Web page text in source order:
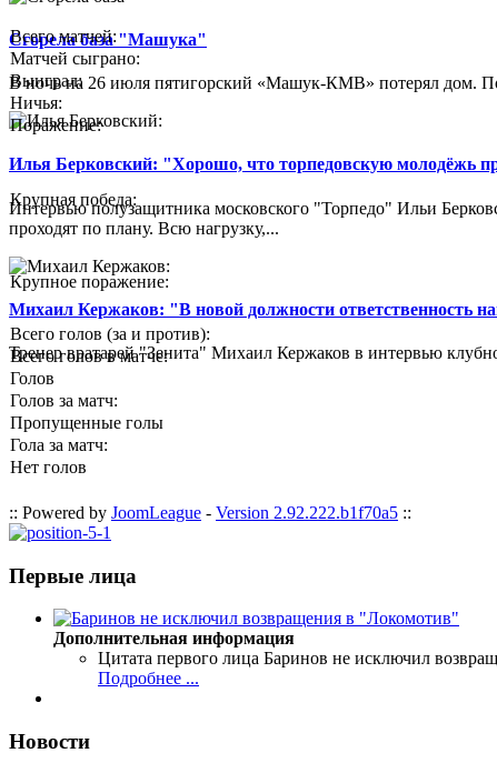
Сгорела база "Машука"
В ночь на 26 июля пятигорский «Машук-КМВ» потерял дом.
Илья Берковский: "Хорошо, что торпедовскую молодёжь
Интервью полузащитника московского "Торпедо" Ильи
проходят по плану. Всю нагрузку,...
Михаил Кержаков: "В новой должности ответственность
Тренер вратарей "Зенита" Михаил Кержаков в интервью
Всего матчей:
Матчей сыграно:
Выиграл:
Ничья:
Поражение:
Крупная победа:
Крупное поражение:
Всего голов (за и против):
Всего голов в матче:
Голов
Голов за матч:
Пропущенные голы
Гола за матч:
Нет голов
:: Powered by JoomLeague - Version 2.92.222.b1f70a5 ::
Первые лица
Дополнительная информация
Цитата первого лица Баринов не исключил
Подробнее ...
Новости